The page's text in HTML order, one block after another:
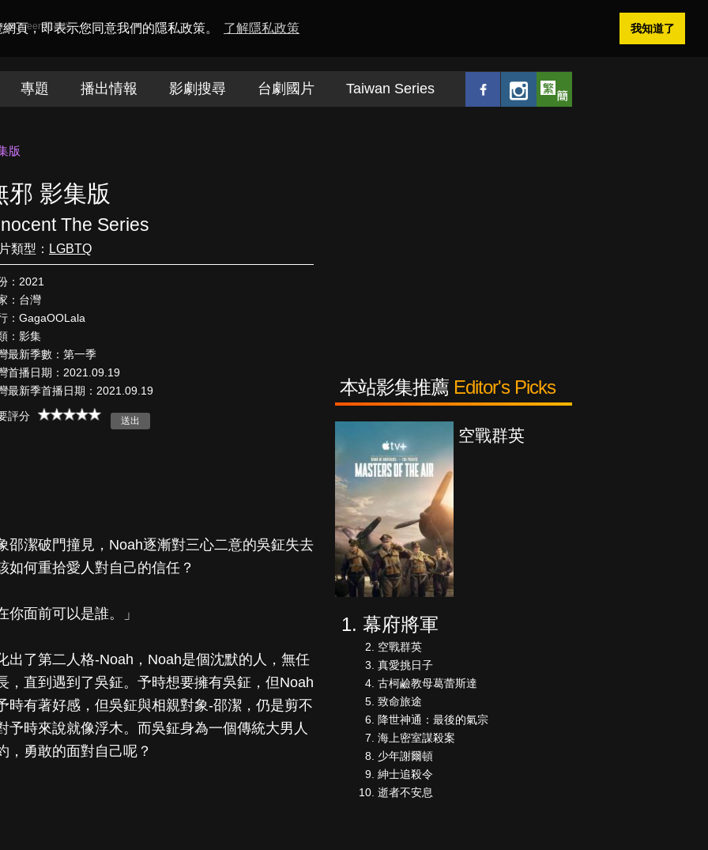
頁，即表示您同意我們的隱私政策。 了解隱私政策 我知道了
電視迷
專題 播出情報 影劇搜尋 台劇國片 Taiwan Series
版
邪 影集版
The Series
類型： LGBTQ
：2021
：台灣
：GagaOOLala
：影集
最新季數：第一季
首播日期：2021.09.19
最新季首播日期：2021.09.19
評分
邵潔破門撞見，Noah逐漸對三心二意的吳鉦失去
如何重拾愛人對自己的信任？
面前可以是誰。」
出了第二人格-Noah，Noah是個沈默的人，無任
，直到遇到了吳鉦。予時想要擁有吳鉦，但Noah
時有著好感，但吳鉦與相親對象-邵潔，仍是剪不
予時來說就像浮木。而吳鉦身為一個傳統大男人
，勇敢的面對自己呢？
本站影集推薦 Editor's Picks
空戰群英
幕府將軍
空戰群英
真愛挑日子
古柯鹼教母葛蕾斯達
致命旅途
降世神通：最後的氣宗
海上密室謀殺案
少年謝爾頓
紳士追殺令
逝者不安息